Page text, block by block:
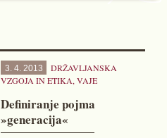
3. 4. 2013
DRŽAVLJANSKA
VZGOJA IN ETIKA,VAJE
Definiranje pojma
»generacija«